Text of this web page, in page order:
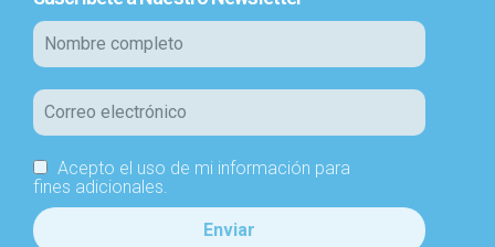
Acepto el uso de mi información para
fines adicionales.